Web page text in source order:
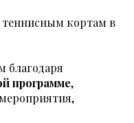
теннисным кортам в
программе,